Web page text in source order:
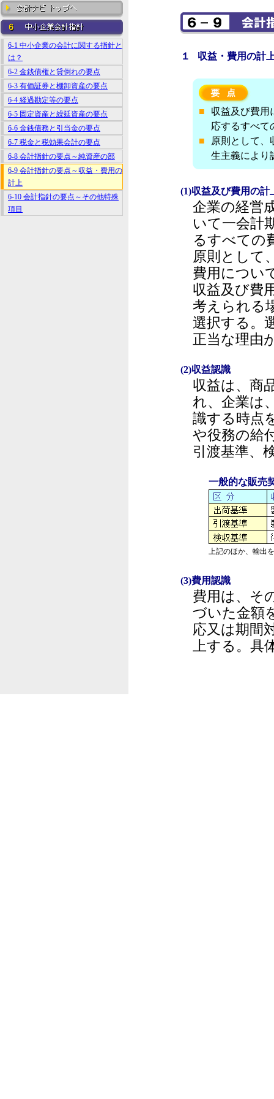
6-1 中小企業の会計に関する指針と
は？
6-2 金銭債権と貸倒れの要点
6-3 有価証券と棚卸資産の要点
6-4 経過勘定等の要点
6-5 固定資産と繰延資産の要点
6-6 金銭債務と引当金の要点
6-7 税金と税効果会計の要点
6-8 会計指針の要点～純資産の部
6-9 会計指針の要点～収益・費用の
計上
6-10 会計指針の要点～その他特殊
項目
１ 収益・費用の計
■
収益及び費用
応するすべて
■
原則として、
生主義により
(1)収益及び費用の計
企業の経営
いて一会計
るすべての
原則として
費用につい
収益及び費
考えられる
選択する。
正当な理由
(2)収益認識
収益は、商
れ、企業は
識する時点
や役務の給
引渡基準、
一般的な販売
上記のほか、輸出
(3)費用認識
費用は、そ
づいた金額
応又は期間
上する。